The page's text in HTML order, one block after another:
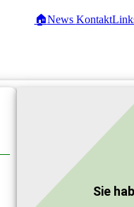
🏠News Kontakt
Sie